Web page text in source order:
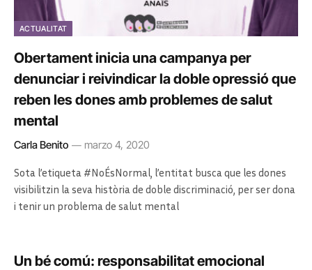
ACTUALITAT
Obertament inicia una campanya per
denunciar i reivindicar la doble opressió que
reben les dones amb problemes de salut
mental
Carla Benito marzo 4, 2020
Sota l’etiqueta #NoÉsNormal, l’entitat busca que les dones
visibilitzin la seva història de doble discriminació, per ser dona
i tenir un problema de salut mental
Un bé comú: responsabilitat emocional